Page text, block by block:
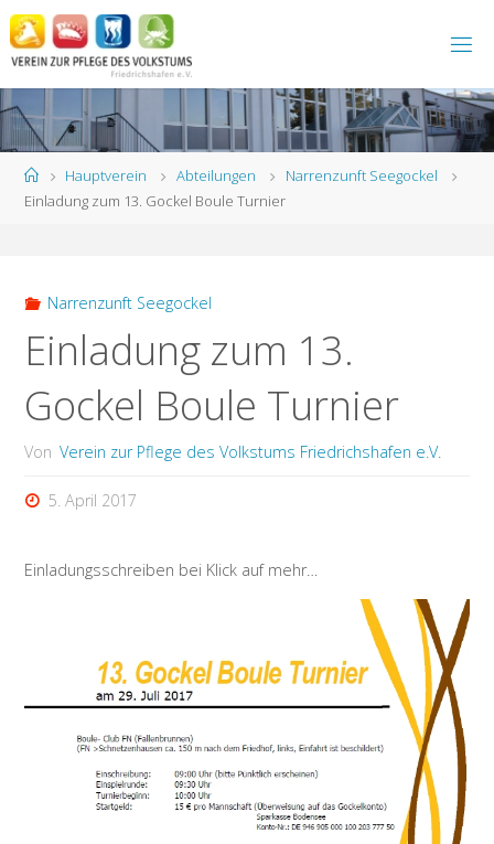
Zum
Inhalt
springen
StartHauptverein Abteilungen
Narrenzunft Seegockel
Einladung zum 13. Gockel Boule Turnier
Narrenzunft Seegockel
Einladung zum 13.
Gockel Boule Turnier
Von Verein zur Pflege des Volkstums Friedrichshafen e.V.
5. April 2017
Einladungsschreiben bei Klick auf mehr…